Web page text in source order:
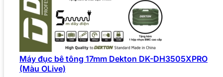
Máy đục bê tông 17mm Dekton DK-DH3505XPRO
(Màu OLive)